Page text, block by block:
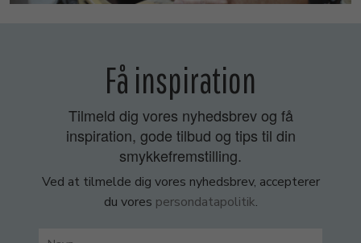
Få inspiration
Tilmeld dig vores nyhedsbrev og få
inspiration, gode tilbud og tips til din
smykkefremstilling.
Ved at tilmelde dig vores nyhedsbrev, accepterer
du vores persondatapolitik.